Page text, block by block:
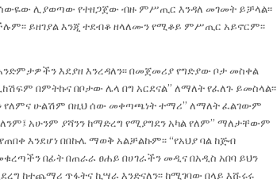
ሊያወጣው የተዘጋጀው ብዙ ምሥጢር እንዳለ መገመት ይቻላል፡፡
ይዘገያል እንጂ ተደብቆ ዘላለሙን የሚቆይ ምሥጢር አይኖርም፡፡
እደያዘ እንረዳለን፡፡ በመጀመሪያ የግድያው ቦታ መስቀል
በምትኩና በቦታው ሌላ በግ አርደናል” ለማለት የፈለጉ ይመስላል፡፡
የለምና ሁልሽም በዚህ ሰው መቀጣጫነት ተማሪ” ለማለት ፈልገውም
አሁንም ያሻንን ከማድረግ የሚያግደን አካል የለም” ማለታቸውም
እንደሆነ በበኩሌ ማወቅ አልቻልኩም፡፡ “የአህያ ባል ከጅብ
በፊት በጠራራ ፀሐይ በሀገራችን መዲና በአዲስ አበባ ይህን
ከተጨማሪ ጥፋትና ኪሣራ እንድናለን፡፡ ከሚገባው በላይ እሹሩሩ